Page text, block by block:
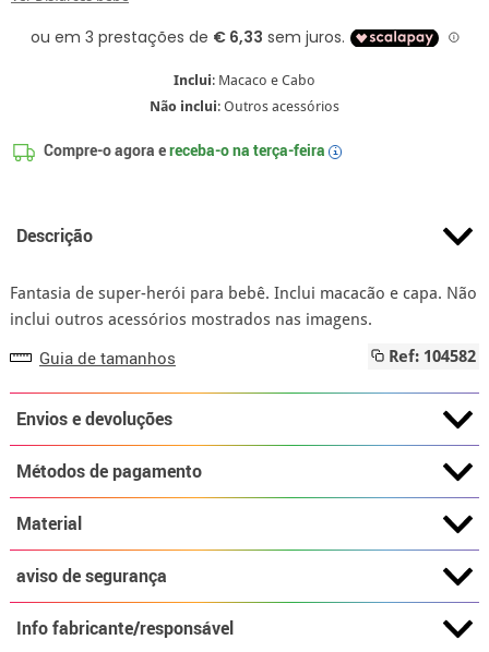
Inclui: Macaco e Cabo
Não inclui: Outros acessórios
Compre-o agora ereceba-o na terça-feira i
Descrição
Fantasia de super-herói para bebê. Inclui macacão e capa. Não
inclui outros acessórios mostrados nas imagens.
Guia de tamanhos Ref: 104582
Envios e devoluções
Métodos de pagamento
Material
aviso de segurança
Info fabricante/responsável